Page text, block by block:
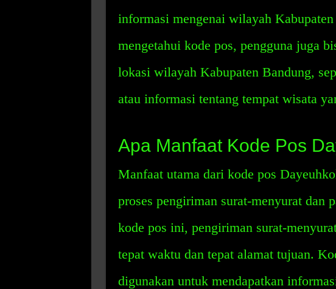
informasi mengenai wilayah
mengetahui kode pos, pengguna juga
lokasi wilayah Kabupaten Bandung,
atau informasi tentang tempat wisata
Apa Manfaat Kode Pos
Manfaat utama dari kode pos
proses pengiriman surat-menyurat dan
kode pos ini, pengiriman surat-
tepat waktu dan tepat alamat tujuan.
digunakan untuk mendapatkan